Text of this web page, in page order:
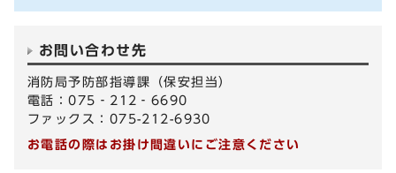
お問い合わせ先
消防局予防部指導課（保安担当）
電話：075‐212‐6690
ファックス：075-212-6930
お電話の際はお掛け間違いにご注意ください